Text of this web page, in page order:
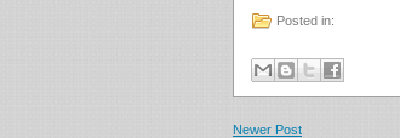
Posted in:
Newer Post